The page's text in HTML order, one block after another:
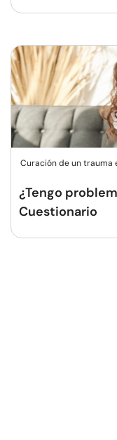
Curación de un trauma
¿Tengo
Cuestionario